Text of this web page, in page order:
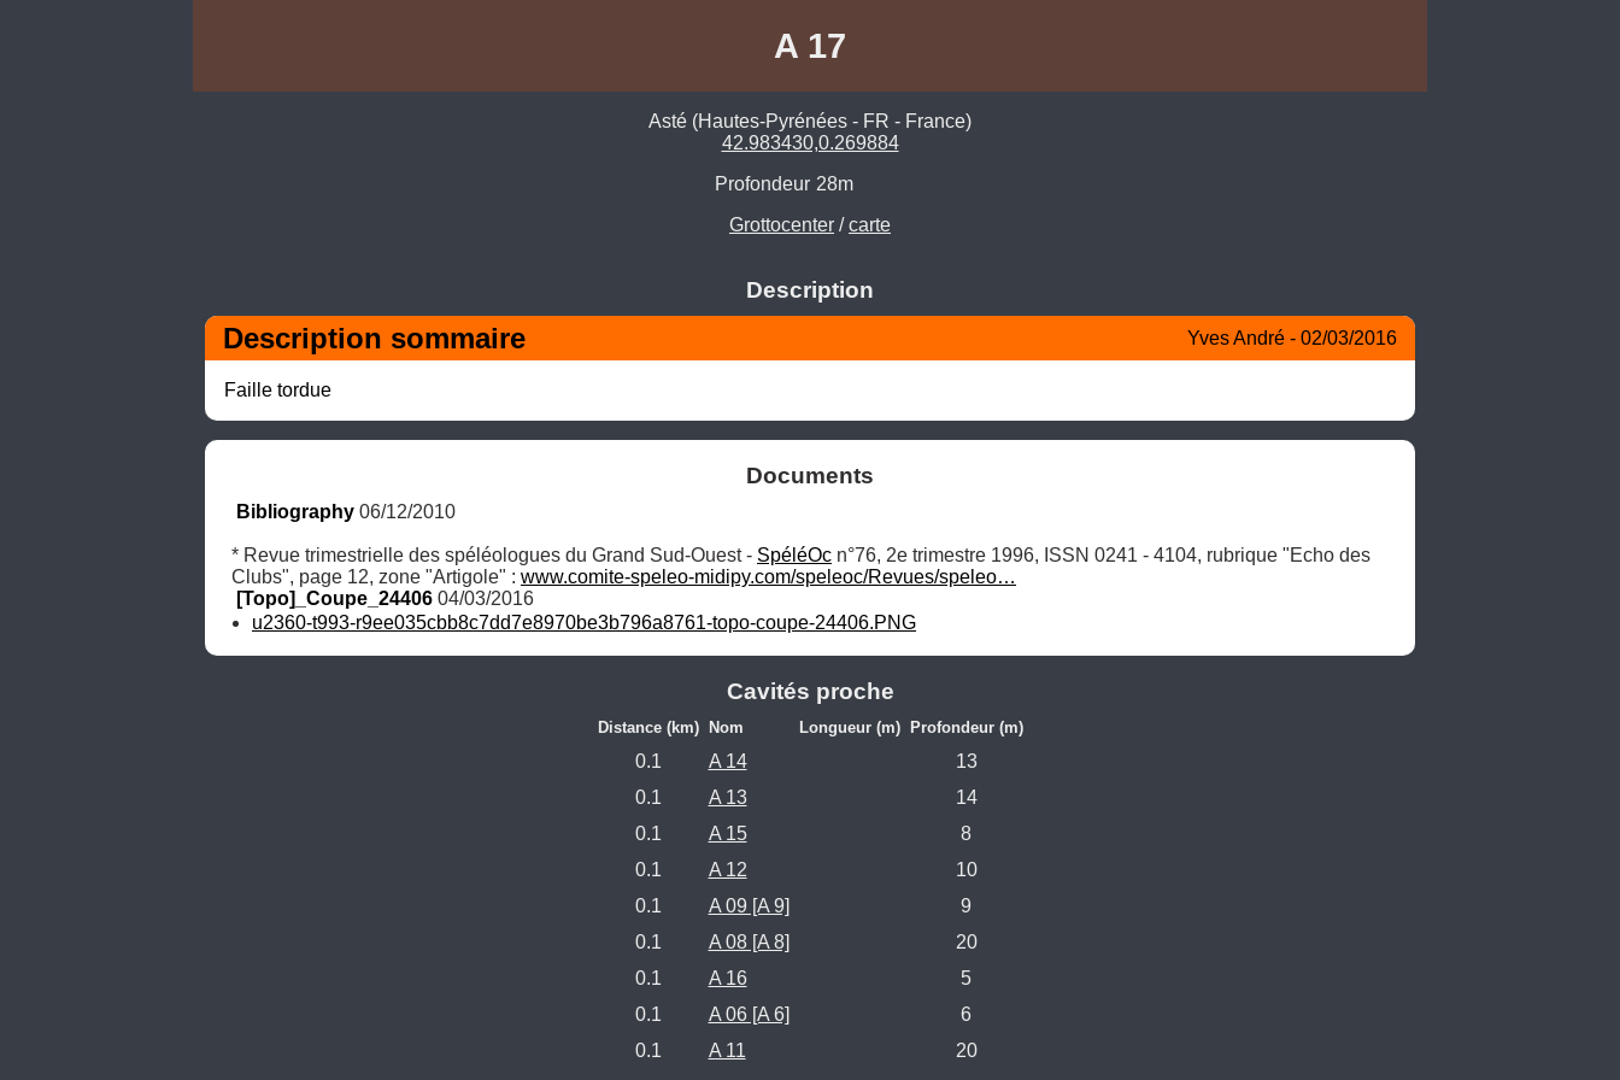
A 17
Asté (Hautes-Pyrénées - FR - France)
42.983430,0.269884
Profondeur 28m
Grottocenter /carte
Description
Description sommaire Yves André - 02/03/2016
Faille tordue
Documents
Bibliography 06/12/2010
* Revue trimestrielle des spéléologues du Grand Sud-Ouest - SpéléOc n°76, 2e trimestre 1996, ISSN 0241 - 4104, rubrique "Echo des
Clubs", page 12, zone "Artigole" : www.comite-speleo-midipy.com/speleoc/Revues/speleo…
[Topo]_Coupe_24406 04/03/2016
u2360-t993-r9ee035cbb8c7dd7e8970be3b796a8761-topo-coupe-24406.PNG
Cavités proche
Distance (km) Nom Longueur (m) Profondeur (m)
0.1 A 14
13
0.1
A 13
14
0.1
A 15
8
0.1
A 12
10
0.1
A 09 [A 9]
9
0.1
A 08 [A 8]
20
0.1
A 16
5
0.1
A 06 [A 6]
6
0.1
A 11 20